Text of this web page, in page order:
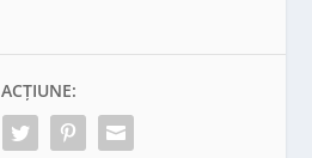
ACȚIUNE: